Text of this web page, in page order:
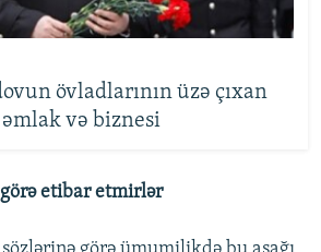
övladlarının üzə çıxan
və biznesi
etibar etmirlər